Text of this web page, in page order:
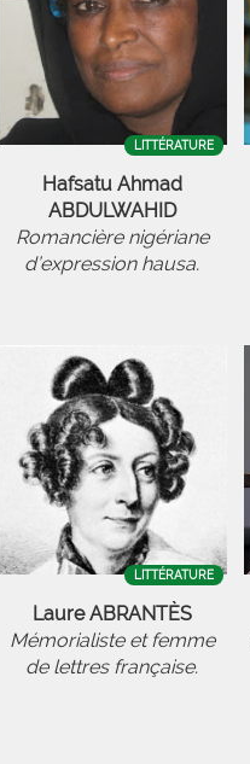
LITTÉRATURE
Hafsatu Ahmad
ABDULWAHID
Romancière nigériane
d’expression hausa.
LITTÉRATURE
Laure ABRANTÈS
Mémorialiste et femme
de lettres française.